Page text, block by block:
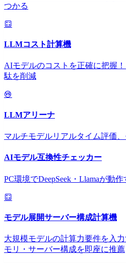
つかる
LLMコスト計算機
AIモデルのコストを正確に把握
駄を削減
LLMアリーナ
マルチモデルリアルタイム評価
AIモデル互換性チェッカー
PC環境でDeepSeek・Llamaが動
モデル展開サーバー構成計算機
大規模モデルの計算力要件を入
モリ・サーバー構成を即座に推薦